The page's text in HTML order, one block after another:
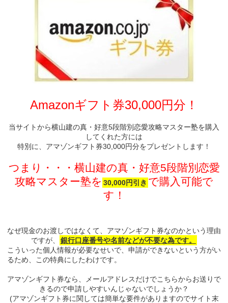
Amazonギフト券30,000円分！
当サイトから横山建の真・好意5段階別恋愛攻略マスター塾を購入
してくれた方には
特別に、アマゾンギフト券30,000円分をプレゼントします！
つまり・・・横山建の真・好意5段階別恋愛
攻略マスター塾を 30,000円引き で購入可能で
す！
なぜ現金のお渡しではなくて、アマゾンギフト券なのかという理由
ですが、
銀行口座番号や名前などが不要な為です。
こういった個人情報が必要なせいで、申請ができないという方がい
るため、この特典にしたわけです。
アマゾンギフト券なら、メールアドレスだけでこちらからお送りで
きるので申請しやすいんじゃないでしょうか？
(アマゾンギフト券に関しては簡単な要件がありますのでサイト末